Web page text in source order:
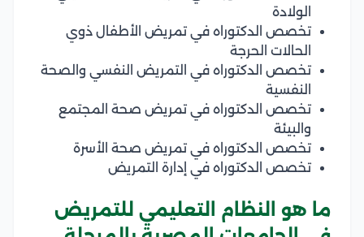
الولادة
تخصص الدكتوراه في تمريض الأطفال ذوي
الحالات الحرجة
تخصص الدكتوراه في التمريض النفسي والصحة
النفسية
تخصص الدكتوراه في تمريض صحة المجتمع
والبيئة
تخصص الدكتوراه في تمريض صحة الأسرة
تخصص الدكتوراه في إدارة التمريض
ما هو النظام التعليمي للتمريض